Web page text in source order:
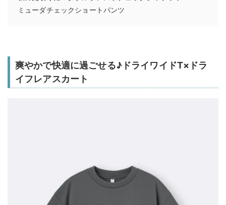
ミューダチェックショートパンツ
爽やかで快適に過ごせる♪ドライワイドT×ドラ
イフレアスカート